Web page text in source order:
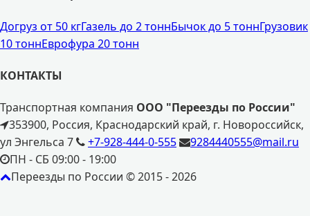
Догруз от 50 кгГазель до 2 тоннБычок до 5 тоннГрузовик
10 тоннЕврофура 20 тонн
КОНТАКТЫ
Транспортная компания ООО "Переезды по России"
353900, Россия, Краснодарский край, г. Новороссийск,
ул Энгельса 7
+7-928-444-0-555
9284440555@mail.ru
ПН - СБ 09:00 - 19:00
Переезды по России © 2015 - 2026